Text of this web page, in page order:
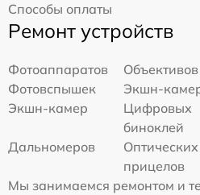
Способы оплаты
Ремонт устройств
Фотоаппаратов
Объективов
Фотовспышек
Экшн-
Экшн-камер
Цифровых
биноклей
Дальномеров
Оптических
прицелов
Мы занимаемся ремонтом и